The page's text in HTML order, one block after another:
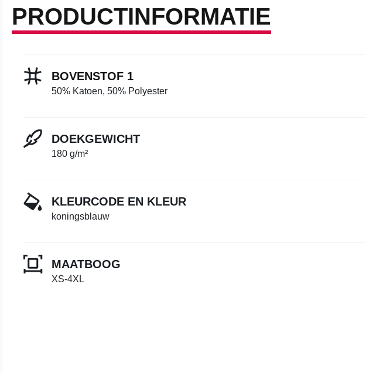
PRODUCTINFORMATIE
BOVENSTOF 1
50% Katoen, 50% Polyester
DOEKGEWICHT
180 g/m²
KLEURCODE EN KLEUR
koningsblauw
MAATBOOG
XS-4XL